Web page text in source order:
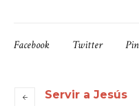
Facebook Twitter
Servir a Jesús